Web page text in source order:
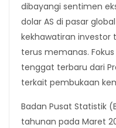
dibayangi sentimen
dolar AS di pasar
kekhawatiran investor
terus memanas.
tenggat terbaru dari
terkait pembukaan
Badan Pusat Statistik
tahunan pada Maret